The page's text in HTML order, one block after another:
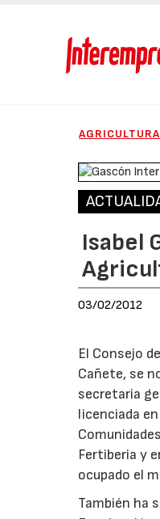
AGRICULTURA
Isabel
03/02/2012
El Consejo
Cañete, se
secretaria
licenciada
Fertiberia y
ocupado el
También ha